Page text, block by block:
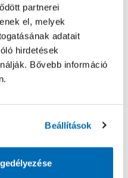
partnerei
el, melyek
adatait
hirdetések
Bővebb információ
Beállítások